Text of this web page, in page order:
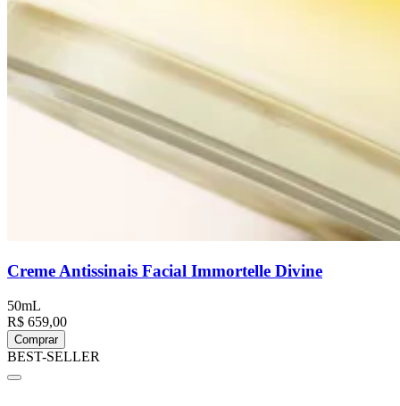
Creme Antissinais Facial Immortelle Divine
50mL
R$ 659,00
Comprar
BEST-SELLER